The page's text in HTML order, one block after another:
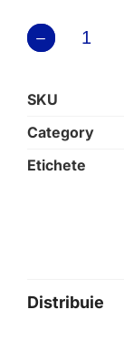
SKU
Category
Etichete
Distribuie